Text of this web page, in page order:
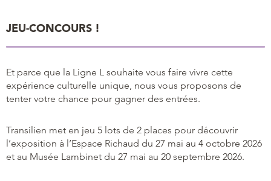
JEU-CONCOURS !
Et parce que la Ligne L souhaite vous faire vivre cette
expérience culturelle unique, nous vous proposons de
tenter votre chance pour gagner des entrées.
Transilien met en jeu 5 lots de 2 places pour découvrir
l’exposition à l’Espace Richaud du 27 mai au 4 octobre 2026
et au Musée Lambinet du 27 mai au 20 septembre 2026.